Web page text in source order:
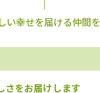
い幸せを届ける仲間
さをお届けします